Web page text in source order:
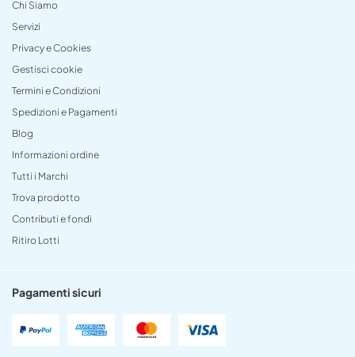
Chi Siamo
Servizi
Privacy e Cookies
Gestisci cookie
Termini e Condizioni
Spedizioni e Pagamenti
Blog
Informazioni ordine
Tutti i Marchi
Trova prodotto
Contributi e fondi
Ritiro Lotti
Pagamenti sicuri